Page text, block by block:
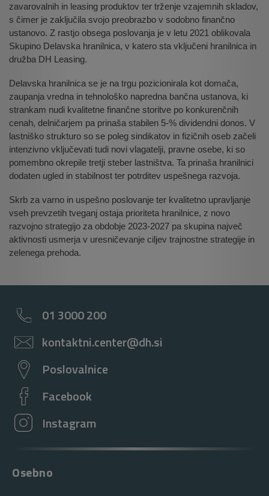
zavarovalnih in leasing produktov ter trženje vzajemnih skladov,
s čimer je zaključila svojo preobrazbo v sodobno finančno
ustanovo. Z rastjo obsega poslovanja je v letu 2021 oblikovala
Skupino Delavska hranilnica, v katero sta vključeni hranilnica in
družba DH Leasing.
Delavska hranilnica se je na trgu pozicionirala kot domača,
zaupanja vredna in tehnološko napredna bančna ustanova, ki
strankam nudi kvalitetne finančne storitve po konkurenčnih
cenah, delničarjem pa prinaša stabilen 5-% dividendni donos. V
lastniško strukturo so se poleg sindikatov in fizičnih oseb začeli
intenzivno vključevati tudi novi vlagatelji, pravne osebe, ki so
pomembno okrepile tretji steber lastništva. Ta prinaša hranilnici
dodaten ugled in stabilnost ter potrditev uspešnega razvoja.
Skrb za varno in uspešno poslovanje ter kvalitetno upravljanje
vseh prevzetih tveganj ostaja prioriteta hranilnice, z novo
razvojno strategijo za obdobje 2023-2027 pa skupina največ
aktivnosti usmerja v uresničevanje ciljev trajnostne strategije in
zelenega prehoda.
01 3000 200
kontaktni.center@dh.si
Poslovalnice
Facebook
Instagram
Osebno